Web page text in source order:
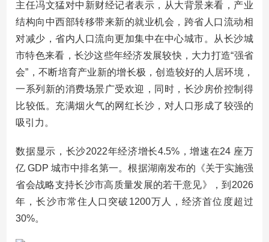
主任冯文猛对中新财经记者表示，从大背景来看，产业
结构向中西部转移带来新的就业机会，跨省人口流动相
对减少，省内人口流向更加集中在中心城市。从长沙城
市特色来看，长沙这些年经济发展较快，大力打造“强省
会”，不断培育产业新的增长极，创造较好的人居环境，
一系列新的消费场景广受欢迎，同时，长沙房价控制得
比较低。充满烟火气的网红长沙，对人口形成了较强的
吸引力。
数据显示，长沙2022年经济增长4.5%，增速在24 座万
亿 GDP 城市中排名第一。根据湖南发布的《关于实施强
省会战略支持长沙市高质量发展的若干意见》，到2026
年，长沙市常住人口突破1200万人，经济首位度超过
30%。